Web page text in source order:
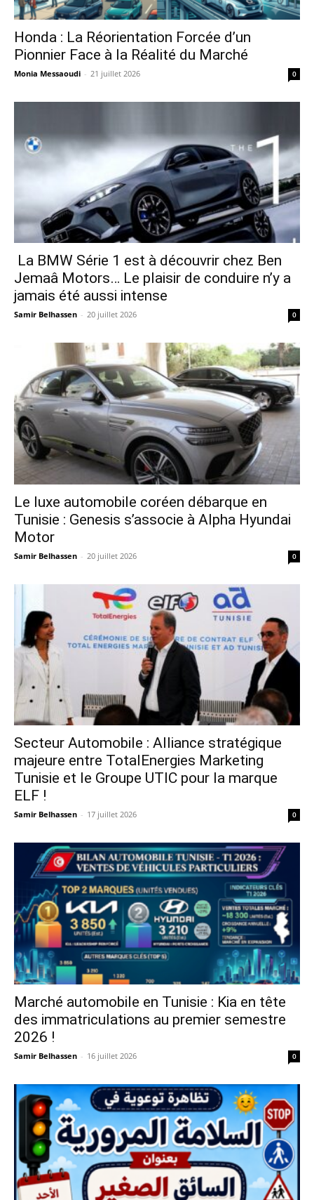
Honda : La Réorientation Forcée d’un
Pionnier Face à la Réalité du Marché
Monia Messaoudi - 21 juillet 2026 0
La BMW Série 1 est à découvrir chez Ben
Jemaâ Motors… Le plaisir de conduire n’y a
jamais été aussi intense
Samir Belhassen - 20 juillet 2026 0
Le luxe automobile coréen débarque en
Tunisie : Genesis s’associe à Alpha Hyundai
Motor
Samir Belhassen - 20 juillet 2026 0
Secteur Automobile : Alliance stratégique
majeure entre TotalEnergies Marketing
Tunisie et le Groupe UTIC pour la marque
ELF !
Samir Belhassen - 17 juillet 2026 0
Marché automobile en Tunisie : Kia en tête
des immatriculations au premier semestre
2026 !
Samir Belhassen - 16 juillet 2026 0